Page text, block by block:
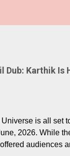
Karthik Is
is all set
2026. While
audiences